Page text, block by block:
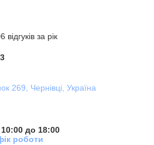
за рік
269, Чернівці, Україна
до 18:00
роботи